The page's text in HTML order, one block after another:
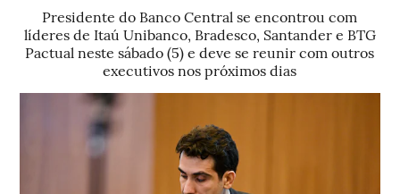
Presidente do Banco Central se encontrou com
líderes de Itaú Unibanco, Bradesco, Santander e BTG
Pactual neste sábado (5) e deve se reunir com outros
executivos nos próximos dias